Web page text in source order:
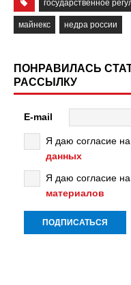
государственное
майнекс недра россии
ПОНРАВИЛАСЬ
РАССЫЛКУ
E-mail
Я даю согласие на
данных
Я даю согласие на
материалов